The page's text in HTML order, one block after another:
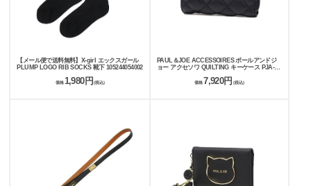
【メール便で送料無料】X-girl エックスガール
PLUMP LOGO RIB SOCKS 靴下 105244054002
価格 1,980円 (税込)
PAUL＆JOE ACCESSOIRES ポールアンドジ
ョー アクセソワ QUILTING キーケース PJA-
価格7,920円 (税込)